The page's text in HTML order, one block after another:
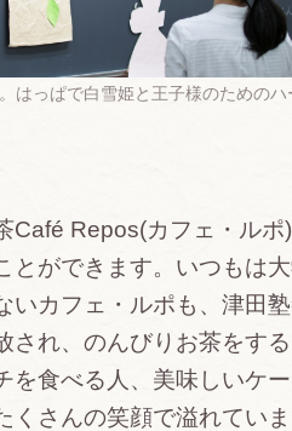
はっぱで白雪姫と王子様のためのハ
Café Repos(カフェ・ルポ
とができます。いつもは
いカフェ・ルポも、津田
され、のんびりお茶をする
を食べる人、美味しいケ
くさんの笑顔で溢れてい